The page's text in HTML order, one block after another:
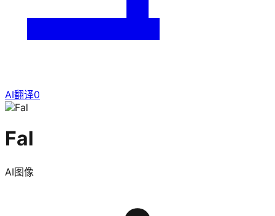
AI翻译0
Fal
AI图像